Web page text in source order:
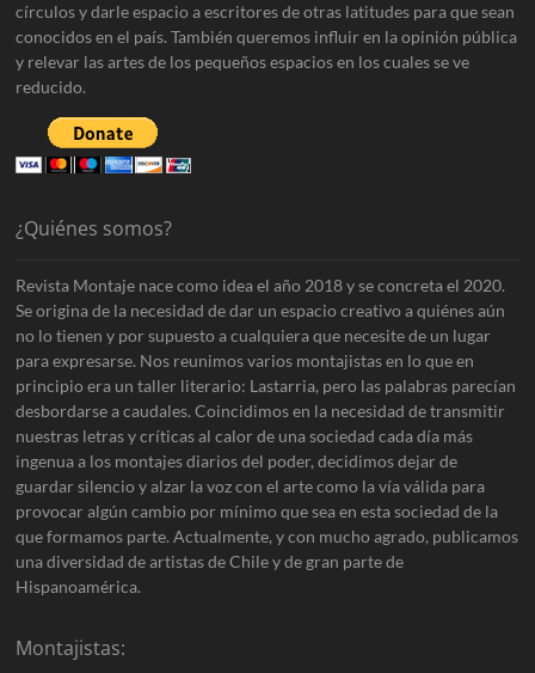
círculos y darle espacio a escritores de otras latitudes para que sean
conocidos en el país. También queremos influir en la opinión pública
y relevar las artes de los pequeños espacios en los cuales se ve
reducido.
¿Quiénes somos?
Revista Montaje nace como idea el año 2018 y se concreta el 2020.
Se origina de la necesidad de dar un espacio creativo a quiénes aún
no lo tienen y por supuesto a cualquiera que necesite de un lugar
para expresarse. Nos reunimos varios montajistas en lo que en
principio era un taller literario: Lastarria, pero las palabras parecían
desbordarse a caudales. Coincidimos en la necesidad de transmitir
nuestras letras y críticas al calor de una sociedad cada día más
ingenua a los montajes diarios del poder, decidimos dejar de
guardar silencio y alzar la voz con el arte como la vía válida para
provocar algún cambio por mínimo que sea en esta sociedad de la
que formamos parte. Actualmente, y con mucho agrado, publicamos
una diversidad de artistas de Chile y de gran parte de
Hispanoamérica.
Montajistas: